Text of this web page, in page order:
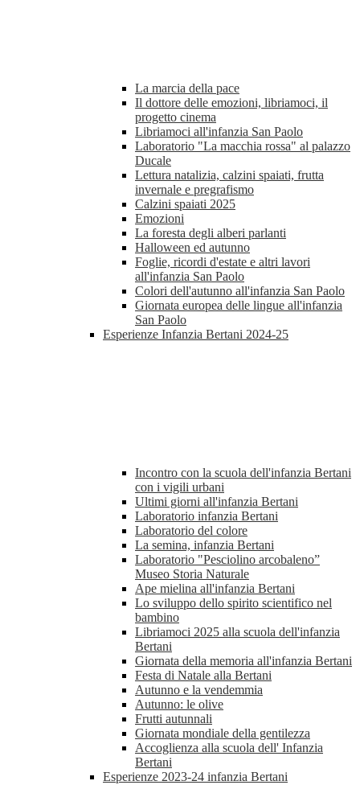
La marcia della pace
Il dottore delle emozioni, libriamoci, il
progetto cinema
Libriamoci all'infanzia San Paolo
Laboratorio "La macchia rossa" al palazzo
Ducale
Lettura natalizia, calzini spaiati, frutta
invernale e pregrafismo
Calzini spaiati 2025
Emozioni
La foresta degli alberi parlanti
Halloween ed autunno
Foglie, ricordi d'estate e altri lavori
all'infanzia San Paolo
Colori dell'autunno all'infanzia San Paolo
Giornata europea delle lingue all'infanzia
San Paolo
Esperienze Infanzia Bertani 2024-25
Incontro con la scuola dell'infanzia Bertani
con i vigili urbani
Ultimi giorni all'infanzia Bertani
Laboratorio infanzia Bertani
Laboratorio del colore
La semina, infanzia Bertani
Laboratorio "Pesciolino arcobaleno”
Museo Storia Naturale
Ape mielina all'infanzia Bertani
Lo sviluppo dello spirito scientifico nel
bambino
Libriamoci 2025 alla scuola dell'infanzia
Bertani
Giornata della memoria all'infanzia Bertani
Festa di Natale alla Bertani
Autunno e la vendemmia
Autunno: le olive
Frutti autunnali
Giornata mondiale della gentilezza
Accoglienza alla scuola dell' Infanzia
Bertani
Esperienze 2023-24 infanzia Bertani